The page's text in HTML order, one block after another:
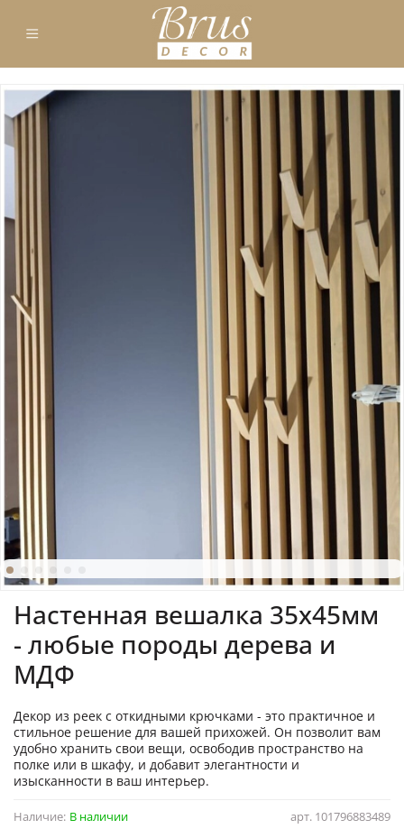
арт. 101796883489
Наличие: В наличии
Настенная вешалка 35х45мм
- любые породы дерева и
МДФ
Декор из реек с откидными крючками - это практичное и
стильное решение для вашей прихожей. Он позволит вам
удобно хранить свои вещи, освободив пространство на
полке или в шкафу, и добавит элегантности и
изысканности в ваш интерьер.